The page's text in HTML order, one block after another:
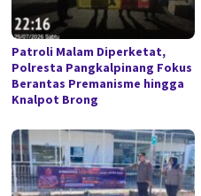
Patroli Malam Diperketat,
Polresta Pangkalpinang Fokus
Berantas Premanisme hingga
Knalpot Brong